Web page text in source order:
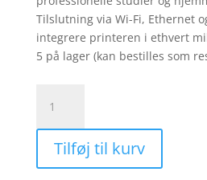
Tilslutning via Wi-Fi, Ethernet
integrere printeren i ethvert
5 på lager (kan bestilles som
SureColor
SC-
P700
Fotoprinter
Tilføj til kurv